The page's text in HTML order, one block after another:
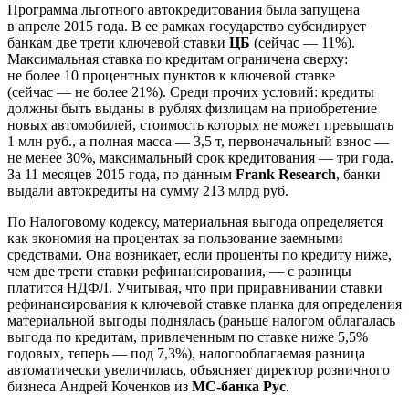
Программа льготного автокредитования была запущена
в апреле 2015 года. В ее рамках государство субсидирует
банкам две трети ключевой ставки ЦБ (сейчас — 11%).
Максимальная ставка по кредитам ограничена сверху:
не более 10 процентных пунктов к ключевой ставке
(сейчас — не более 21%). Среди прочих условий: кредиты
должны быть выданы в рублях физлицам на приобретение
новых автомобилей, стоимость которых не может превышать
1 млн руб., а полная масса — 3,5 т, первоначальный взнос —
не менее 30%, максимальный срок кредитования — три года.
За 11 месяцев 2015 года, по данным Frank Research, банки
выдали автокредиты на сумму 213 млрд руб.
По Налоговому кодексу, материальная выгода определяется
как экономия на процентах за пользование заемными
средствами. Она возникает, если проценты по кредиту ниже,
чем две трети ставки рефинансирования, — с разницы
платится НДФЛ. Учитывая, что при приравнивании ставки
рефинансирования к ключевой ставке планка для определения
материальной выгоды поднялась (раньше налогом облагалась
выгода по кредитам, привлеченным по ставке ниже 5,5%
годовых, теперь — под 7,3%), налогооблагаемая разница
автоматически увеличилась, объясняет директор розничного
бизнеса Андрей Коченков из МС-банка Рус.